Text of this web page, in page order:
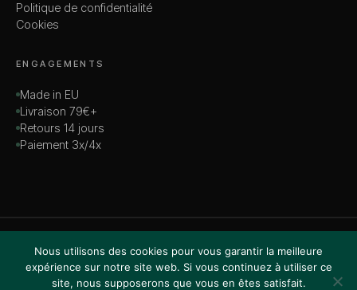
Politique de confidentialité
Cookies
ENGAGEMENTS
Made in EU
Livraison 79€+
Retours 14 jours
Paiement 3x/4x
VISA · MASTERCARD · AMEX · PAYPAL
Nous utilisons des cookies pour vous garantir la meilleure
expérience sur notre site web. Si vous continuez à utiliser ce
site, nous supposerons que vous en êtes satisfait.